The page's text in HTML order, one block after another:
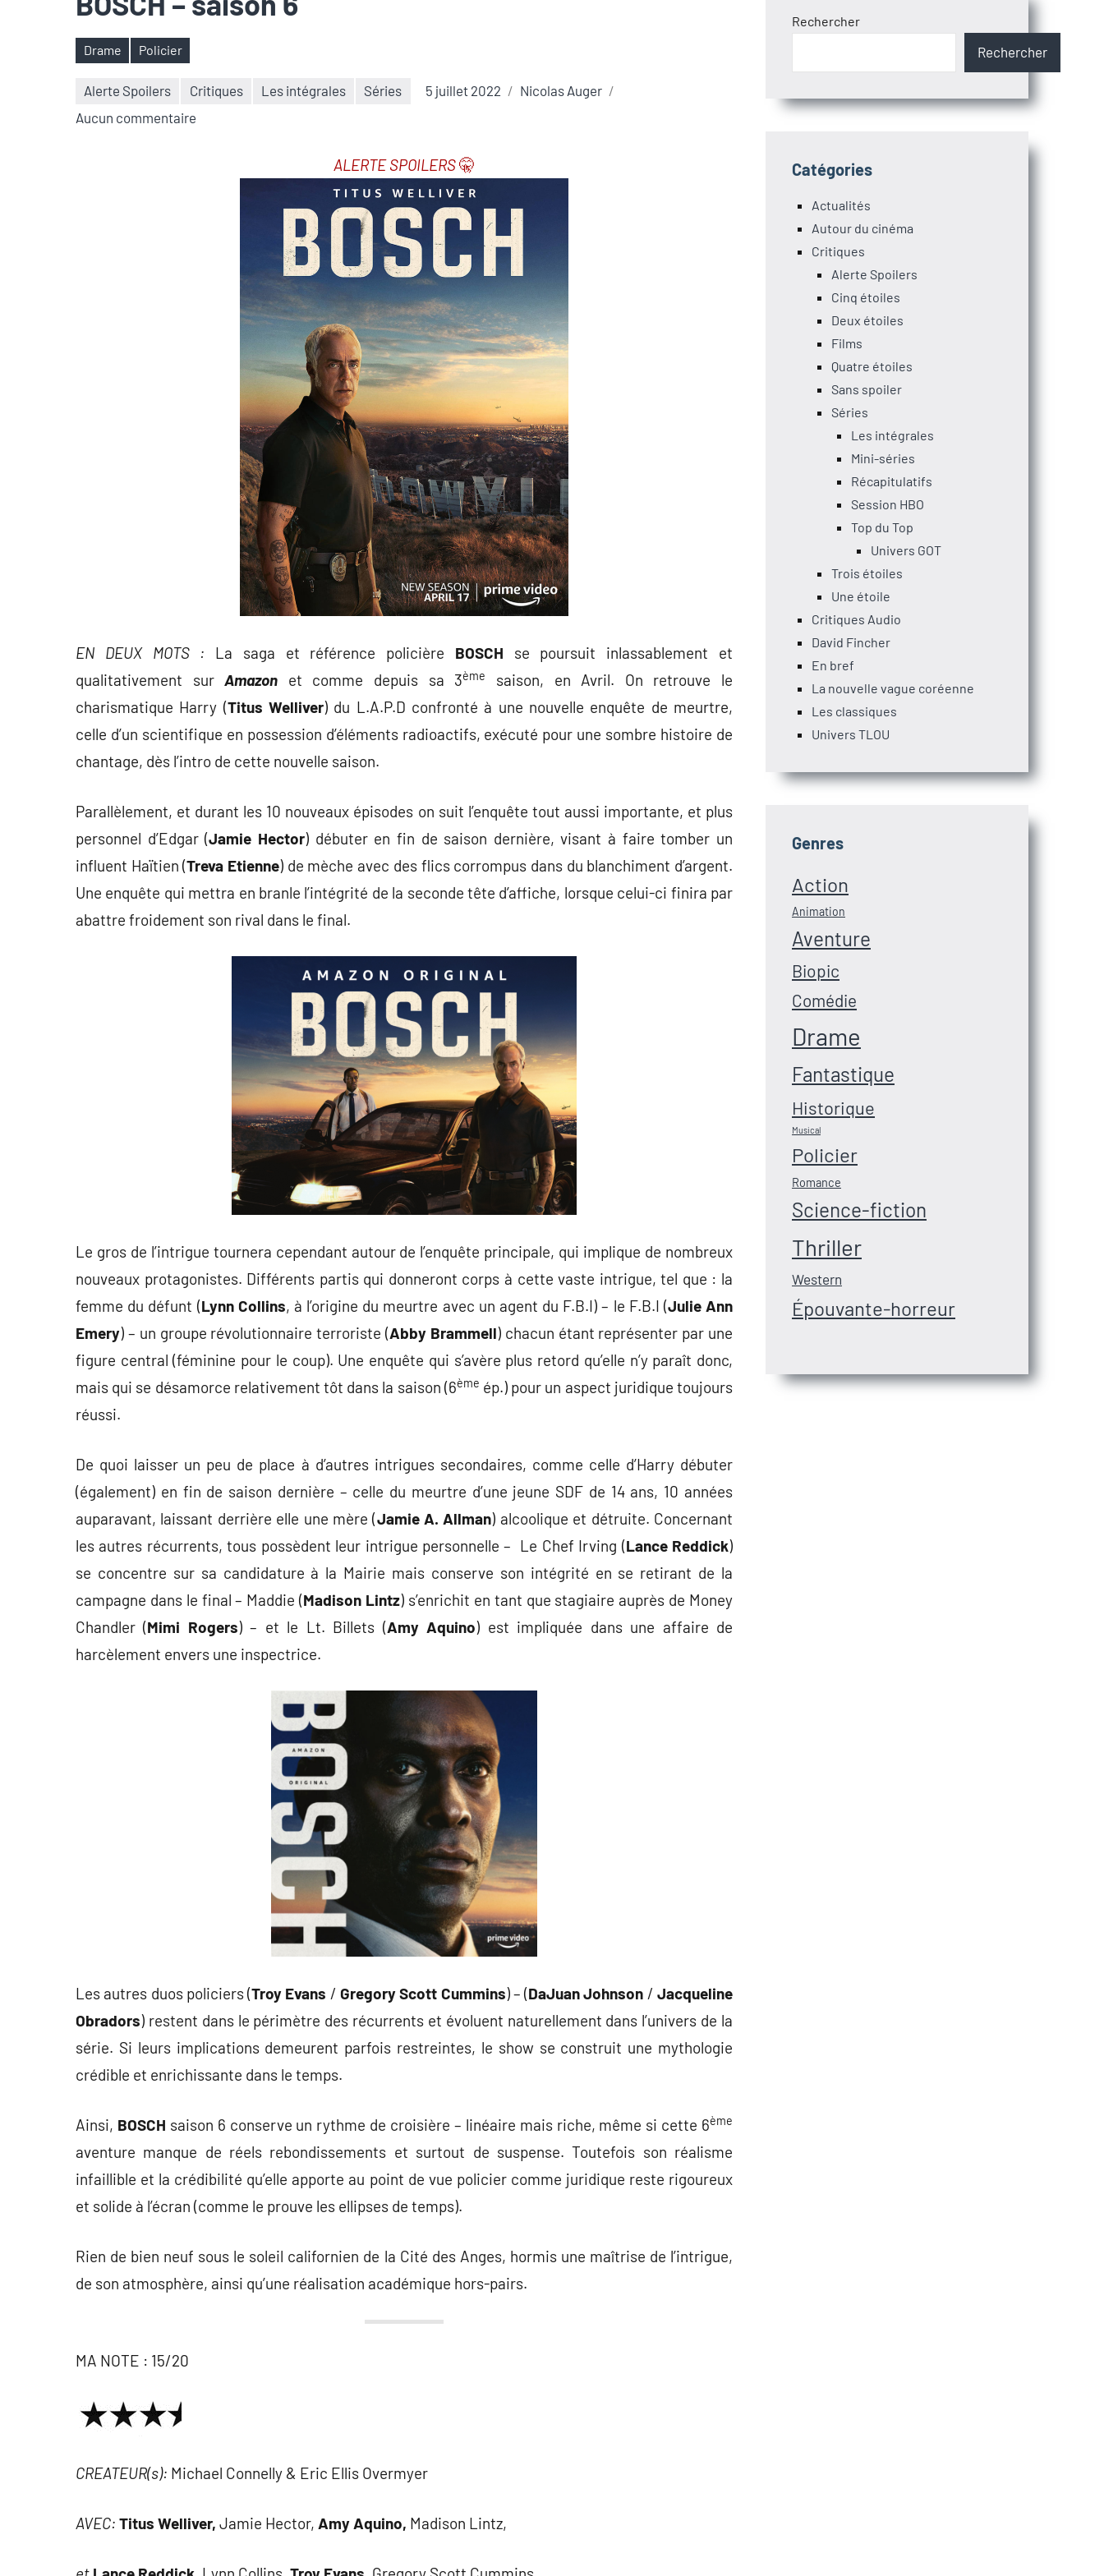
Étiquettes
Drame Policier
Alerte Spoilers Critiques Les intégrales Séries 5 juillet 2022
Nicolas Auger
Aucun commentaire
EN DEUX MOTS : La saga et référence policière BOSCH se poursuit inlassablement et
qualitativement surAmazon et comme depuis sa 3ème
saison, en Avril. On retrouve le
charismatique Harry (Titus Welliver) du L.A.P.D confronté à une nouvelle enquête de meurtre,
celle d’un scientifique en possession d’éléments radioactifs, exécuté pour une sombre histoire de
chantage, dès l’intro de cette nouvelle saison.
Parallèlement, et durant les 10 nouveaux épisodes on suit l’enquête tout aussi importante, et plus
personnel d’Edgar (Jamie Hector) débuter en fin de saison dernière, visant à faire tomber un
influent Haïtien (Treva Etienne) de mèche avec des flics corrompus dans du blanchiment d’argent.
Une enquête qui mettra en branle l’intégrité de la seconde tête d’affiche, lorsque celui-ci finira par
abattre froidement son rival dans le final.
Le gros de l’intrigue tournera cependant autour de l’enquête principale, qui implique de nombreux
nouveaux protagonistes. Différents partis qui donneront corps à cette vaste intrigue, tel que : la
femme du défunt (Lynn Collins, à l’origine du meurtre avec un agent du F.B.I) – le F.B.I (Julie Ann
Emery) – un groupe révolutionnaire terroriste (Abby Brammell) chacun étant représenter par une
figure central (féminine pour le coup). Une enquête qui s’avère plus retord qu’elle n’y paraît donc,
mais qui se désamorce relativement tôt dans la saison (6ème ép.) pour un aspect juridique toujours
réussi.
De quoi laisser un peu de place à d’autres intrigues secondaires, comme celle d’Harry débuter
(également) en fin de saison dernière – celle du meurtre d’une jeune SDF de 14 ans, 10 années
auparavant, laissant derrière elle une mère (Jamie A. Allman) alcoolique et détruite. Concernant
les autres récurrents, tous possèdent leur intrigue personnelle – Le Chef Irving (Lance Reddick)
se concentre sur sa candidature à la Mairie mais conserve son intégrité en se retirant de la
campagne dans le final – Maddie (Madison Lintz) s’enrichit en tant que stagiaire auprès de Money
Chandler (Mimi Rogers) – et le Lt. Billets (Amy Aquino) est impliquée dans une affaire de
harcèlement envers une inspectrice.
Les autres duos policiers (Troy Evans / Gregory Scott Cummins) – (DaJuan Johnson / Jacqueline
Obradors) restent dans le périmètre des récurrents et évoluent naturellement dans l’univers de la
série. Si leurs implications demeurent parfois restreintes, le show se construit une mythologie
crédible et enrichissante dans le temps.
Ainsi, BOSCH saison 6 conserve un rythme de croisière – linéaire mais riche, même si cette 6ème
aventure manque de réels rebondissements et surtout de suspense. Toutefois son réalisme
infaillible et la crédibilité qu’elle apporte au point de vue policier comme juridique reste rigoureux
et solide à l’écran (comme le prouve les ellipses de temps).
Rien de bien neuf sous le soleil californien de la Cité des Anges, hormis une maîtrise de l’intrigue,
de son atmosphère, ainsi qu’une réalisation académique hors-pairs.
MA NOTE : 15/20
CREATEUR(s): Michael Connelly & Eric Ellis Overmyer
AVEC: Titus Welliver, Jamie Hector, Amy Aquino, Madison Lintz,
Rechercher
Rechercher
Catégories
Actualités
Autour du cinéma
Critiques
Alerte Spoilers
Cinq étoiles
Deux étoiles
Films
Quatre étoiles
Sans spoiler
Séries
Les intégrales
Mini-séries
Récapitulatifs
Session HBO
Top du Top
Univers GOT
Trois étoiles
Une étoile
Critiques Audio
David Fincher
En bref
La nouvelle vague coréenne
Les classiques
Univers TLOU
Genres
Action
Animation
Aventure
Biopic
Comédie
Drame
Fantastique
Historique
Musical
Policier
Romance
Science-fiction
Thriller
Western
Épouvante-horreur